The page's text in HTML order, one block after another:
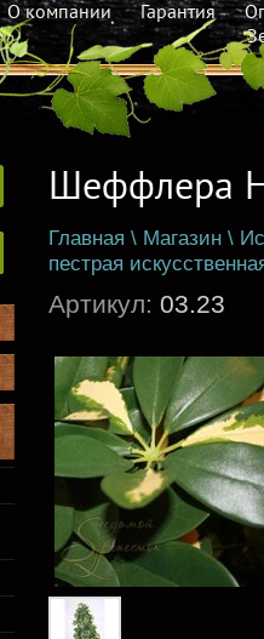
О компании Гарантия
Шеффлера
Главная \ Магазин \
пестрая
Артикул: 03.23